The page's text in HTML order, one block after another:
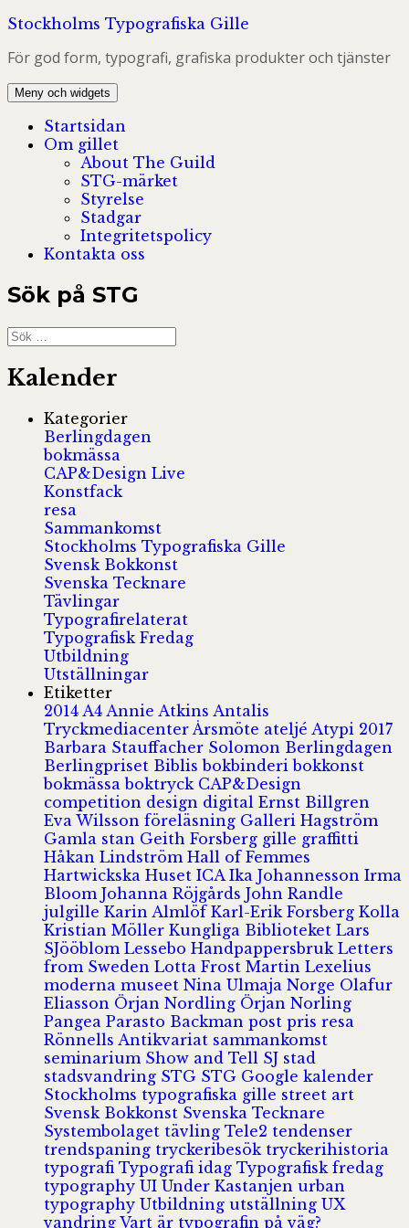
Hoppa
innehåll
Stockholms Typografiska Gille
För god form, typografi, grafiska produkter och tjänster
Meny och widgets
Startsidan
Om gillet
About The Guild
STG-märket
Styrelse
Stadgar
Integritetspolicy
Kontakta oss
Sök på STG
Sök
efter:
Kalender
Kategorier
Berlingdagen
bokmässa
CAP&Design Live
Konstfack
resa
Sammankomst
Stockholms Typografiska Gille
Svensk Bokkonst
Svenska Tecknare
Tävlingar
Typografirelaterat
Typografisk Fredag
Utbildning
Utställningar
Etiketter
2014 A4 Annie Atkins Antalis
Tryckmediacenter Årsmöte ateljé Atypi 2017
Barbara Stauffacher Solomon Berlingdagen
Berlingpriset Biblisbokbinderibokkonst
bokmässaboktryck CAP&Design
competition design digital Ernst Billgren
Eva Wilsson föreläsning Galleri Hagström
Gamla stan Geith Forsberg gille graffitti
Håkan Lindström Hall of Femmes
Hartwickska Huset ICA Ika Johannesson Irma
Bloom Johanna Röjgårds John Randle
julgille Karin Almlöf Karl-Erik Forsberg Kolla
Kristian Möller Kungliga Biblioteket Lars
SJööblom Lessebo Handpappersbruk Letters
from Sweden Lotta Frost Martin Lexelius
moderna museet Nina Ulmaja Norge Olafur
Eliasson Örjan Nordling Örjan Norling
Pangea Parasto Backman post pris resa
Rönnells Antikvariat sammankomst
seminarium Show and Tell SJ stad
stadsvandring STG STG Google kalender
Stockholms typografiska gille street art
Svensk Bokkonst Svenska Tecknare
Systembolaget tävling Tele2 tendenser
trendspaning tryckeribesök tryckerihistoria
typografi Typografi idag Typografisk fredag
typography UI Under Kastanjen urban
typography Utbildning utställning UX
vandring Vart är typografin på väg?